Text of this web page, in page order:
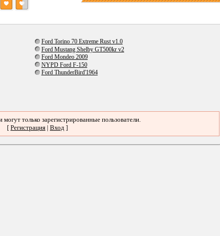
Ford Torino 70 Extreme Rust v1.0
Ford Mustang Shelby GT500kr v2
Ford Mondeo 2009
NYPD Ford F-150
Ford ThunderBird'1964
только зарегистрированные пользователи.
[ Регистрация | Вход ]